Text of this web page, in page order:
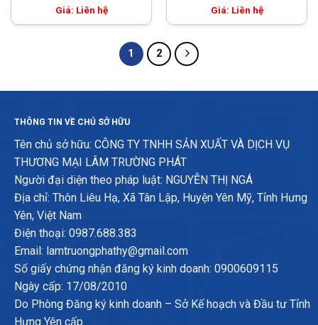
Giá: Liên hệ
Giá: Liên hệ
1 2
THÔNG TIN VỀ CHỦ SỞ HỮU
Tên chủ sở hữu: CÔNG TY TNHH SẢN XUẤT VÀ DỊCH VỤ
THƯƠNG MẠI LÂM TRƯỜNG PHÁT
Người đại diện theo pháp luật: NGUYỄN THỊ NGÁ
Địa chỉ: Thôn Liêu Hạ, Xã Tân Lập, Huyện Yên Mỹ, Tỉnh Hưng
Yên, Việt Nam
Điện thoại: 0987.688.383
Email: lamtruongphathy@gmail.com
Số giấy chứng nhận đăng ký kinh doanh: 0900609115
Ngày cấp: 17/08/2010
Do Phòng Đăng ký kinh doanh – Sở Kế hoạch và Đầu tư Tỉnh
Hưng Yên cấp.